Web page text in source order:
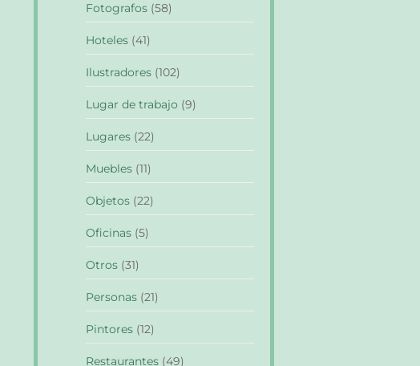
Fotografos (58)
Hoteles (41)
Ilustradores (102)
Lugar de trabajo (9)
Lugares (22)
Muebles (11)
Objetos (22)
Oficinas (5)
Otros (31)
Personas (21)
Pintores (12)
Restaurantes (49)